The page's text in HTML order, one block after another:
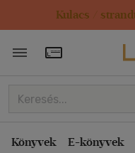
Kulacs /
Törzsvásárlói
Könyvek E-könyvek